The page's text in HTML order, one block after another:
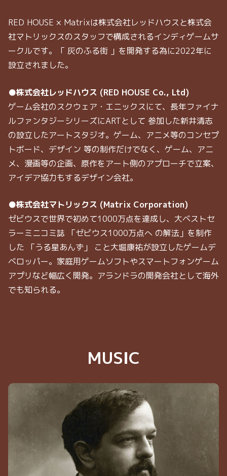
RED HOUSE × Matrixは株式会社レッドハウスと株式会
社マトリックスのスタッフで構成されるインディゲームサ
ークルです。「 灰のふる街 」を開発する為に2022年に
設立されました。
●株式会社レッドハウス (RED HOUSE Co., Ltd)
ゲーム会社のスクウェア・エニックスにて、長年ファイナ
ルファンタジーシリーズにARTとして 参加した新井清志
の設立したアートスタジオ。ゲーム、アニメ等のコンセプ
トボード、デザイン 等の制作だけでなく、ゲーム、アニ
メ、漫画等の企画、原作をアート側のアプローチで立案、
アイデア協力もするデザイン会社。
●株式会社マトリックス (Matrix Corporation)
ゼビウスで世界で初めて1000万点を達成し、大ベストセ
ラーミニコミ誌 「ゼビウス1000万点へ の解法」を制作
した 「うる星あんず」 こと大堀康祐が設立したゲームデ
ベロッパー。家庭用ゲームソフトやスマートフォンゲーム
アプリなど幅広く開発。アランドラの開発会社として海外
でも知られる。
MUSIC